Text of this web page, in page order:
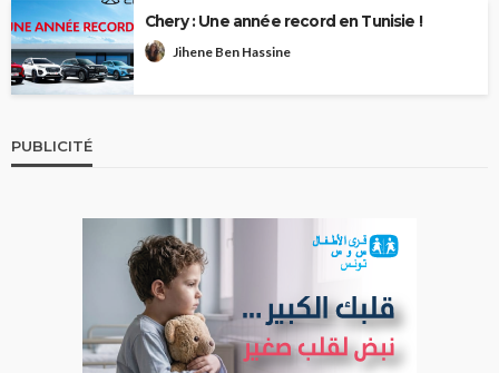
Chery : Une année record en Tunisie !
Jihene Ben Hassine
PUBLICITÉ